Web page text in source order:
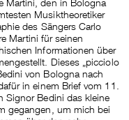
Musiktheoretiker
des Sängers Carlo
Martini für seinen
Informationen über
Dieses „picciolo
von Bologna nach
in einem Brief vom 11.
Signor Bedini das kleine
gegangen, um mich bei